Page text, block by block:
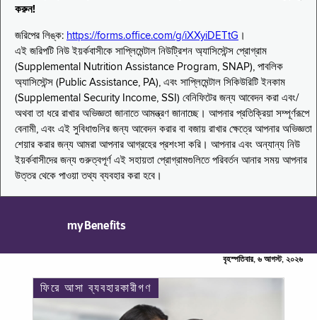
করুন!
জরিপের লিঙ্ক: https://forms.office.com/g/iXXyiDETtG ।
এই জরিপটি নিউ ইয়র্কবাসীকে সাপ্লিমেন্টাল নিউট্রিশন অ্যাসিস্টেন্স প্রোগ্রাম
(Supplemental Nutrition Assistance Program, SNAP), পাবলিক
অ্যাসিস্টেন্স (Public Assistance, PA), এবং সাপ্লিমেন্টাল সিকিউরিটি ইনকাম
(Supplemental Security Income, SSI) বেনিফিটের জন্য আবেদন করা এবং/
অথবা তা ধরে রাখার অভিজ্ঞতা জানাতে আমন্ত্রণ জানাচ্ছে। আপনার প্রতিক্রিয়া সম্পূর্ণরূপে
বেনামী, এবং এই সুবিধাগুলির জন্য আবেদন করার বা বজায় রাখার ক্ষেত্রে আপনার অভিজ্ঞতা
শেয়ার করার জন্য আমরা আপনার আগ্রহের প্রশংসা করি। আপনার এবং অন্যান্য নিউ
ইয়র্কবাসীদের জন্য গুরুত্বপূর্ণ এই সহায়তা প্রোগ্রামগুলিতে পরিবর্তন আনার সময় আপনার
উত্তর থেকে পাওয়া তথ্য ব্যবহার করা হবে।
myBenefits
বৃহস্পতিবার, ৬ আগস্ট, ২০২৬
ফিরে আসা ব্যবহারকারীগণ